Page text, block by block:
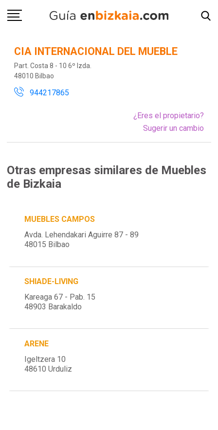
CIA INTERNACIONAL DEL MUEBLE
Part. Costa 8 - 10 6º Izda.
48010 Bilbao
944217865
¿Eres el propietario?
Sugerir un cambio
Otras empresas similares de Muebles
de Bizkaia
MUEBLES CAMPOS
Avda. Lehendakari Aguirre 87 - 89
48015 Bilbao
SHIADE-LIVING
Kareaga 67 - Pab. 15
48903 Barakaldo
ARENE
Igeltzera 10
48610 Urduliz